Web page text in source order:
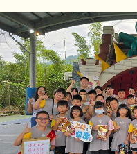
容
區